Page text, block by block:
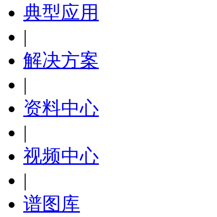
典型应用
|
解决方案
|
资料中心
|
视频中心
|
谱图库